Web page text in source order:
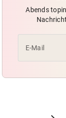
Abends
E-Mail